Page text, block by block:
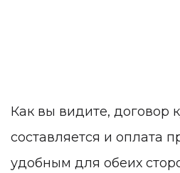
Как вы видите, договор
составляется и оплата
удобным для обеих